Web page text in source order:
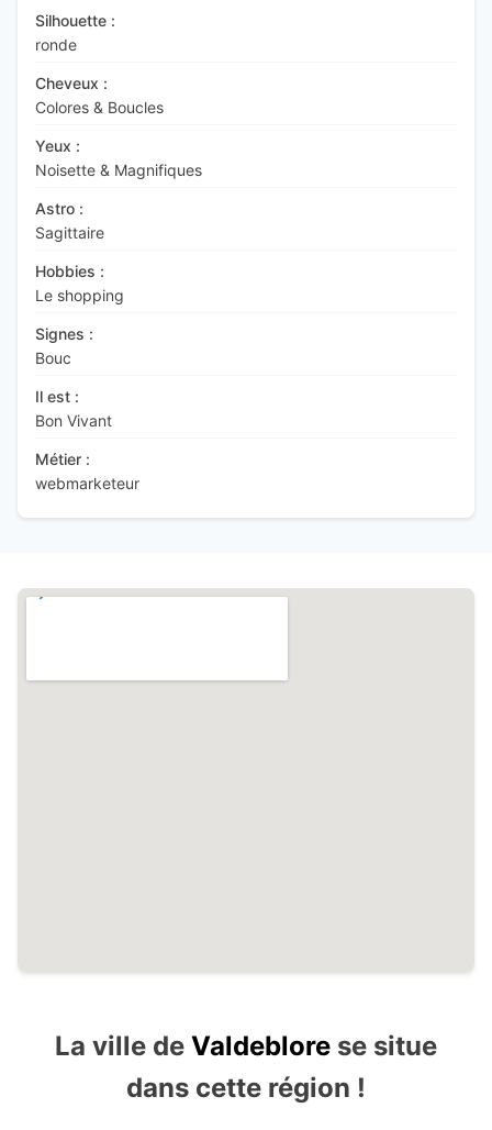
Silhouette :
ronde
Cheveux :
Colores & Boucles
Yeux :
Noisette & Magnifiques
Astro :
Sagittaire
Hobbies :
Le shopping
Signes :
Bouc
Il est :
Bon Vivant
Métier :
webmarketeur
La ville de Valdeblore se situe
dans cette région !